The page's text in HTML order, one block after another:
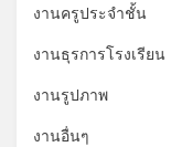
งานครูประจำชั้น
งานธุรการโรงเรียน
งานรูปภาพ
งานอื่นๆ